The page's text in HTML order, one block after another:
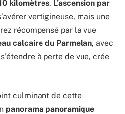
kilomètres. L’ascension par
vertigineuse, mais une
récompensé par la vue
calcaire du Parmelan, avec
à perte de vue, crée
culminant de cette
panorama panoramique